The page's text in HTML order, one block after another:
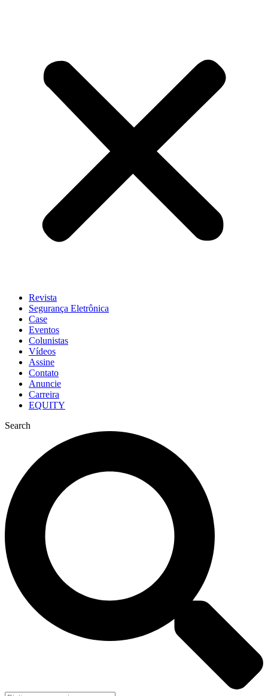
Revista
Segurança Eletrônica
Case
Eventos
Colunistas
Vídeos
Assine
Contato
Anuncie
Carreira
EQUITY
Search